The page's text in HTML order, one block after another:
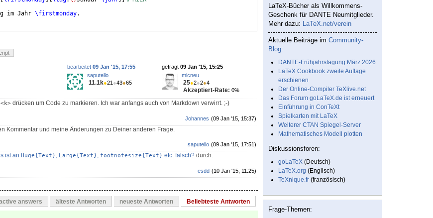
im Jahr
\firstmonday.
gefragt 09 Jan '15, 15:25
micneu
25●2●2●4
Akzeptiert-Rate: 0%
bearbeitet 09 Jan '15, 17:55
saputello
11.1k●21 ●43●65
drücken um Code zu markieren. Ich war anfangs auch von Markdown verwirrt. ;-)
(09 Jan '15, 15:37)
Johannes
Kommentar und meine Änderungen zu Deiner anderen Frage.
(09 Jan '15, 17:51)
saputello
ist an Huge{Text}, Large{Text}, footnotesize{Text} etc. falsch? durch.
(10 Jan '15, 11:25)
esdd
answers älteste Antworten neueste Antworten Beliebteste Antworten
LaTeX-Bücher als Willkommens-
Geschenk für DANTE Neumitglieder.
Mehr dazu: LaTeX.net/verein
Aktuelle Beiträge im Community-
Blog:
DANTE-Frühjahrstagung März 2026
LaTeX Cookbook zweite Auflage
erschienen
Der Online-Compiler TeXlive.net
Das Forum goLaTeX.de ist erneuert
Einführung in ConTeXt
Spielkarten mit LaTeX
Weiterer CTAN Spiegel-Server
Mathematisches Modell plotten
Diskussionsforen:
goLaTeX (Deutsch)
LaTeX.org (Englisch)
TeXnique.fr (französisch)
Frage-Themen: